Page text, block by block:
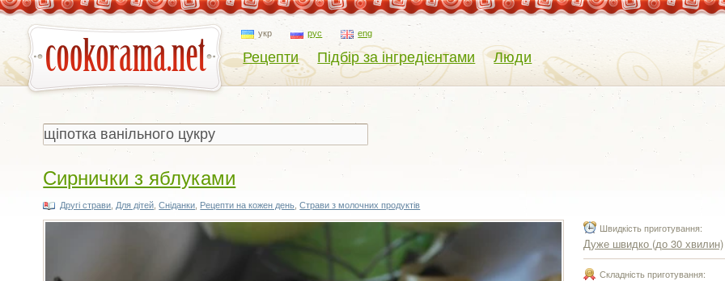
укр рус eng
Рецепти Підбір за інгредієнтами Люди
Сирнички з яблуками
Другі страви Для дітей ,Сніданки Рецепти на кожен день ,Страви з молочних продуктів
Швидкість приготування:
Дуже швидко (до 30 хвилин)
Складність приготування: